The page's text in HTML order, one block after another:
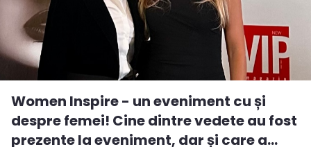
Women Inspire - un eveniment cu și
despre femei! Cine dintre vedete au fost
prezente la eveniment, dar și care a